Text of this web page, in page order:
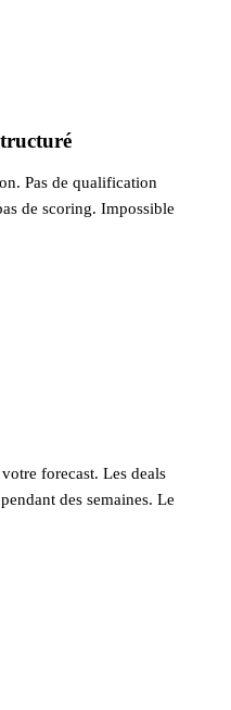
Pas de qualification
de scoring. Impossible
forecast. Les deals
des semaines. Le